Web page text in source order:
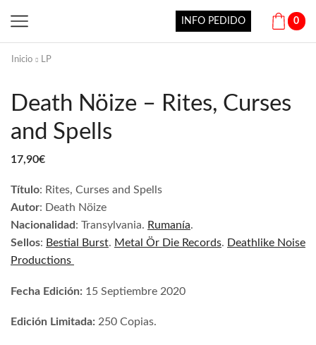
INFO PEDIDO 0
Inicio LP
Death Nöize – Rites, Curses
and Spells
17,90€
Título: Rites, Curses and Spells
Autor: Death Nöize
Nacionalidad : Transylvania. Rumanía.
Sellos: Bestial Burst. Metal Ör Die Records. Deathlike Noise
Productions
Fecha Edición: 15 Septiembre 2020
Edición Limitada: 250 Copias.